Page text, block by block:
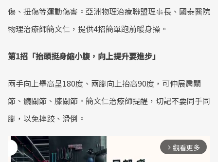
傷、扭傷等運動傷害。亞洲物理治療聯盟理事長、國泰醫院
物理治療師簡文仁，提供4招簡單跑前暖身操。
第1招「抬頭挺身縮小腹，向上提升要進步」
兩手向上舉高呈180度、兩腳向上抬高90度，可伸展肩關
節、髖關節、膝關節。簡文仁治療師提醒，切記不要同手同
腳，以免摔跤、滑倒。
arrow_forward_ios 觀看更多